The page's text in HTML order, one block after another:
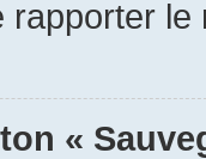
rapporter le
«